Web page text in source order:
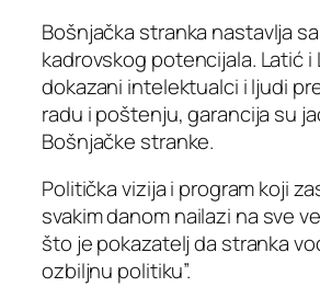
Bošnjačka stranka nastavlja
kadrovskog potencijala. Latić i
dokazani intelektualci i ljudi
radu i poštenju, garancija su
Bošnjačke stranke.
Politička vizija i program koji
svakim danom nailazi na sve
što je pokazatelj da stranka
ozbiljnu politiku”.